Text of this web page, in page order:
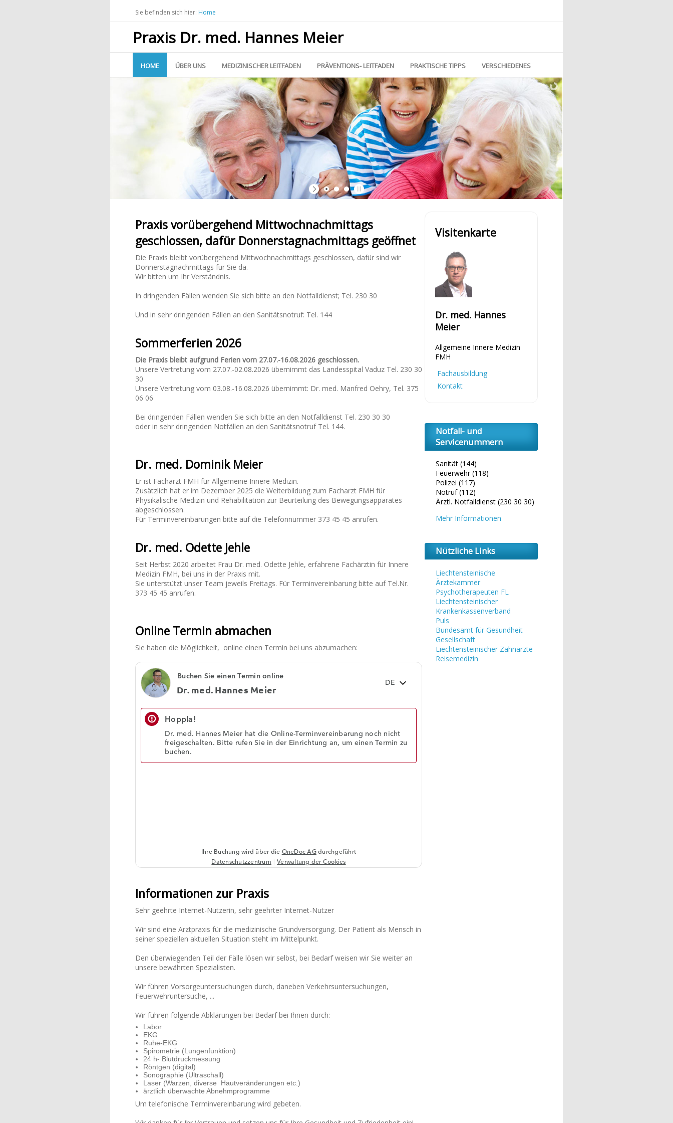
Sie befinden sich hier: Home
Praxis Dr. med. Hannes Meier
HOME ÜBER UNS MEDIZINISCHER LEITFADEN PRÄVENTIONS- LEITFADEN PRAKTISCHE TIPPS VERSCHIEDENES
Praxis vorübergehend Mittwochnachmittags
geschlossen, dafür Donnerstagnachmittags geöffnet
Die Praxis bleibt vorübergehend Mittwochnachmittags geschlossen, dafür sind wir
Donnerstagnachmittags für Sie da.
Wir bitten um Ihr Verständnis.
In dringenden Fällen wenden Sie sich bitte an den Notfalldienst; Tel. 230 30
Und in sehr dringenden Fällen an den Sanitätsnotruf: Tel. 144
Sommerferien 2026
Die Praxis bleibt aufgrund Ferien vom 27.07.-16.08.2026 geschlossen.
Unsere Vertretung vom 27.07.-02.08.2026 übernimmt das Landesspital Vaduz Tel. 230 30
30
Unsere Vertretung vom 03.08.-16.08.2026 übernimmt: Dr. med. Manfred Oehry, Tel. 375
06 06
Bei dringenden Fällen wenden Sie sich bitte an den Notfalldienst Tel. 230 30 30
oder in sehr dringenden Notfällen an den Sanitätsnotruf Tel. 144.
Dr. med. Dominik Meier
Er ist Facharzt FMH für Allgemeine Innere Medizin.
Zusätzlich hat er im Dezember 2025 die Weiterbildung zum Facharzt FMH für
Physikalische Medizin und Rehabilitation zur Beurteilung des Bewegungsapparates
abgeschlossen.
Für Terminvereinbarungen bitte auf die Telefonnummer 373 45 45 anrufen.
Dr. med. Odette Jehle
Seit Herbst 2020 arbeitet Frau Dr. med. Odette Jehle, erfahrene Fachärztin für Innere
Medizin FMH, bei uns in der Praxis mit.
Sie unterstützt unser Team jeweils Freitags. Für Terminvereinbarung bitte auf Tel.Nr.
373 45 45 anrufen.
Online Termin abmachen
Sie haben die Möglichkeit, online einen Termin bei uns abzumachen:
Informationen zur Praxis
Sehr geehrte Internet-Nutzerin, sehr geehrter Internet-Nutzer
Wir sind eine Arztpraxis für die medizinische Grundversorgung. Der Patient als Mensch in
seiner speziellen aktuellen Situation steht im Mittelpunkt.
Den überwiegenden Teil der Fälle lösen wir selbst, bei Bedarf weisen wir Sie weiter an
unsere bewährten Spezialisten.
Wir führen Vorsorgeuntersuchungen durch, daneben Verkehrsuntersuchungen,
Feuerwehruntersuche, ...
Wir führen folgende Abklärungen bei Bedarf bei Ihnen durch:
Labor
EKG
Ruhe-EKG
Spirometrie (Lungenfunktion)
24 h- Blutdruckmessung
Röntgen (digital)
Sonographie (Ultraschall)
Laser (Warzen, diverse Hautveränderungen etc.)
ärztlich überwachte Abnehmprogramme
Um telefonische Terminvereinbarung wird gebeten.
Visitenkarte
Dr. med. Hannes
Meier
Allgemeine Innere Medizin
FMH
Fachausbildung
Kontakt
Notfall- und
Servicenummern
Sanität (144)
Feuerwehr (118)
Polizei (117)
Notruf (112)
Ärztl. Notfalldienst (230 30 30)
Mehr Informationen
Nützliche Links
Liechtensteinische
Ärztekammer
Psychotherapeuten FL
Liechtensteinischer
Krankenkassenverband
Puls
Bundesamt für Gesundheit
Gesellschaft
Liechtensteinischer Zahnärzte
Reisemedizin